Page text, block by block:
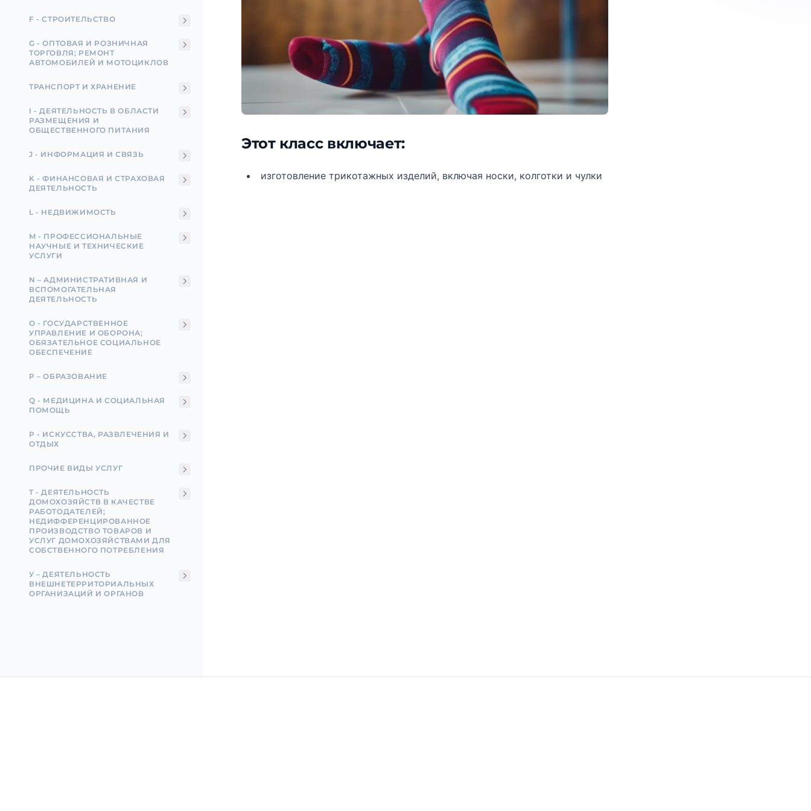
F - СТРОИТЕЛЬСТВО
G - ОПТОВАЯ И РОЗНИЧНАЯ
ТОРГОВЛЯ; РЕМОНТ
АВТОМОБИЛЕЙ И МОТОЦИКЛОВ
ТРАНСПОРТ И ХРАНЕНИЕ
I - ДЕЯТЕЛЬНОСТЬ В ОБЛАСТИ
РАЗМЕЩЕНИЯ И
ОБЩЕСТВЕННОГО ПИТАНИЯ
J - ИНФОРМАЦИЯ И СВЯЗЬ
K - ФИНАНСОВАЯ И СТРАХОВАЯ
ДЕЯТЕЛЬНОСТЬ
L - НЕДВИЖИМОСТЬ
M - ПРОФЕССИОНАЛЬНЫЕ
НАУЧНЫЕ И ТЕХНИЧЕСКИЕ
УСЛУГИ
N – АДМИНИСТРАТИВНАЯ И
ВСПОМОГАТЕЛЬНАЯ
ДЕЯТЕЛЬНОСТЬ
О - ГОСУДАРСТВЕННОЕ
УПРАВЛЕНИЕ И ОБОРОНА;
ОБЯЗАТЕЛЬНОЕ СОЦИАЛЬНОЕ
ОБЕСПЕЧЕНИЕ
P – ОБРАЗОВАНИЕ
Q - МЕДИЦИНА И СОЦИАЛЬНАЯ
ПОМОЩЬ
Р - ИСКУССТВА, РАЗВЛЕЧЕНИЯ И
ОТДЫХ
ПРОЧИЕ ВИДЫ УСЛУГ
T - ДЕЯТЕЛЬНОСТЬ
ДОМОХОЗЯЙСТВ В КАЧЕСТВЕ
РАБОТОДАТЕЛЕЙ;
НЕДИФФЕРЕНЦИРОВАННОЕ
ПРОИЗВОДСТВО ТОВАРОВ И
УСЛУГ ДОМОХОЗЯЙСТВАМИ ДЛЯ
СОБСТВЕННОГО ПОТРЕБЛЕНИЯ
У – ДЕЯТЕЛЬНОСТЬ
ВНЕШНЕТЕРРИТОРИАЛЬНЫХ
ОРГАНИЗАЦИЙ И ОРГАНОВ
Этот класс включает:
изготовление трикотажных изделий, включая носки, колготки и чулки